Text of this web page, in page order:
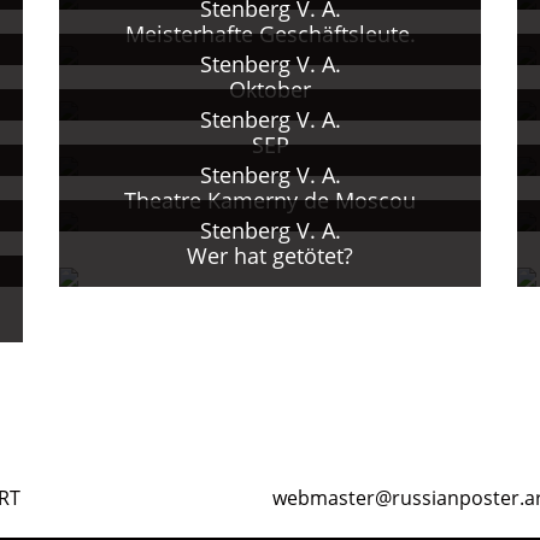
Bruders alleiniger verantwortlicher Künstler bei
Platzes und anderer Plätze, Leitender Künstler des
Künstler des Majakovskij-Museums in Moskau.
Weltkrieg; Portraits.
bei "Mosgoroformlenie"; Anfertigung von
Stenberg V. A.
Meisterhafte Geschäftsleute.
Stenberg V. A.
Oktober
Stenberg V. A.
SEP
Stenberg V. A.
Theatre Kamerny de Moscou
Stenberg V. A.
Wer hat getötet?